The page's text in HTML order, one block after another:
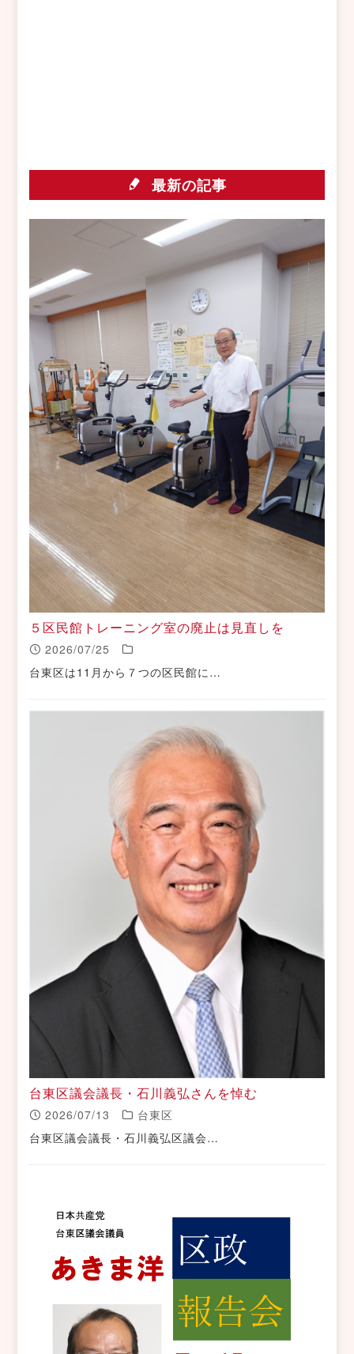
最新の記事
５区民館トレーニング室の廃止は見直しを
2026/07/25
台東区は11月から７つの区民館に…
台東区議会議長・石川義弘さんを悼む
2026/07/13
台東区
台東区議会議長・石川義弘区議会…